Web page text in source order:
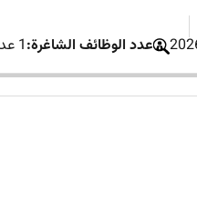
عدد الوظائف الشاغرة:1 عدد الوظائف الشاغرة